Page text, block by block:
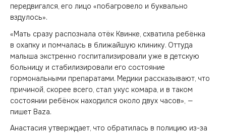
передвигался, его лицо «побагровело и буквально
вздулось».
«Мать сразу распознала отёк Квинке, схватила ребёнка
в охапку и помчалась в ближайшую клинику. Оттуда
малыша экстренно госпитализировали уже в детскую
больницу и стабилизировали его состояние
гормональными препаратами. Медики рассказывают, что
причиной, скорее всего, стал укус комара, и в таком
состоянии ребёнок находился около двух часов», —
пишет Baza.
Анастасия утверждает, что обратилась в полицию из-за